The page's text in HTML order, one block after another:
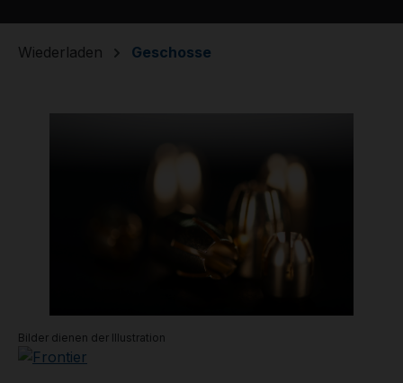
Wiederladen Geschosse
Bilder dienen der Illustration